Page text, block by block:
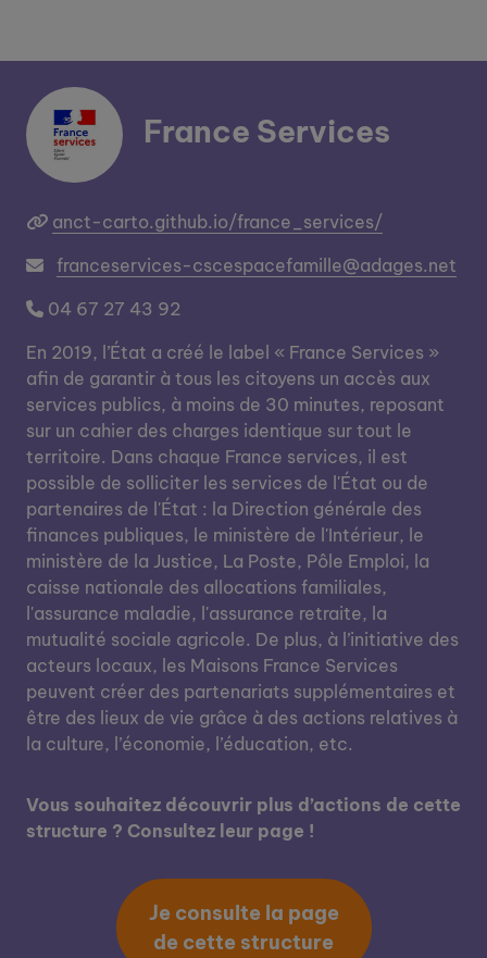
France Services
anct-carto.github.io/france_services/
franceservices-cscespacefamille@adages.net
04 67 27 43 92
En 2019, l’État a créé le label « France Services »
afin de garantir à tous les citoyens un accès aux
services publics, à moins de 30 minutes, reposant
sur un cahier des charges identique sur tout le
territoire. Dans chaque France services, il est
possible de solliciter les services de l'État ou de
partenaires de l'État : la Direction générale des
finances publiques, le ministère de l'Intérieur, le
ministère de la Justice, La Poste, Pôle Emploi, la
caisse nationale des allocations familiales,
l'assurance maladie, l'assurance retraite, la
mutualité sociale agricole. De plus, à l’initiative des
acteurs locaux, les Maisons France Services
peuvent créer des partenariats supplémentaires et
être des lieux de vie grâce à des actions relatives à
la culture, l’économie, l’éducation, etc.
Vous souhaitez découvrir plus d’actions de cette
structure ? Consultez leur page !
Je consulte la page
de cette structure